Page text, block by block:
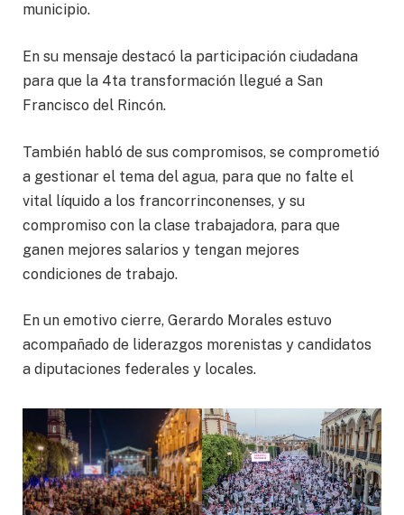
municipio.
En su mensaje destacó la participación ciudadana
para que la 4ta transformación llegué a San
Francisco del Rincón.
También habló de sus compromisos, se comprometió
a gestionar el tema del agua, para que no falte el
vital líquido a los francorrinconenses, y su
compromiso con la clase trabajadora, para que
ganen mejores salarios y tengan mejores
condiciones de trabajo.
En un emotivo cierre, Gerardo Morales estuvo
acompañado de liderazgos morenistas y candidatos
a diputaciones federales y locales.